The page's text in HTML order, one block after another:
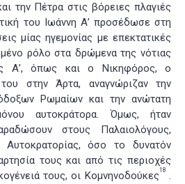
την Πέτρα στις βόρειες πλαγιές
του Ιωάννη Α’ προσέδωσε στη
μίας ηγεμονίας με επεκτατικές
ρόλο στα δρώμενα της νότιας
Α’, όπως και ο Νικηφόρος, ο
στην Άρτα, αναγνώριζαν την
Ρωμαίων και την ανώτατη
αυτοκράτορα. Όμως, ήταν
στους Παλαιολόγους,
όσο το δυνατόν
τους και από τις περιοχές
τους, οι Κομνηνοδούκες18 .